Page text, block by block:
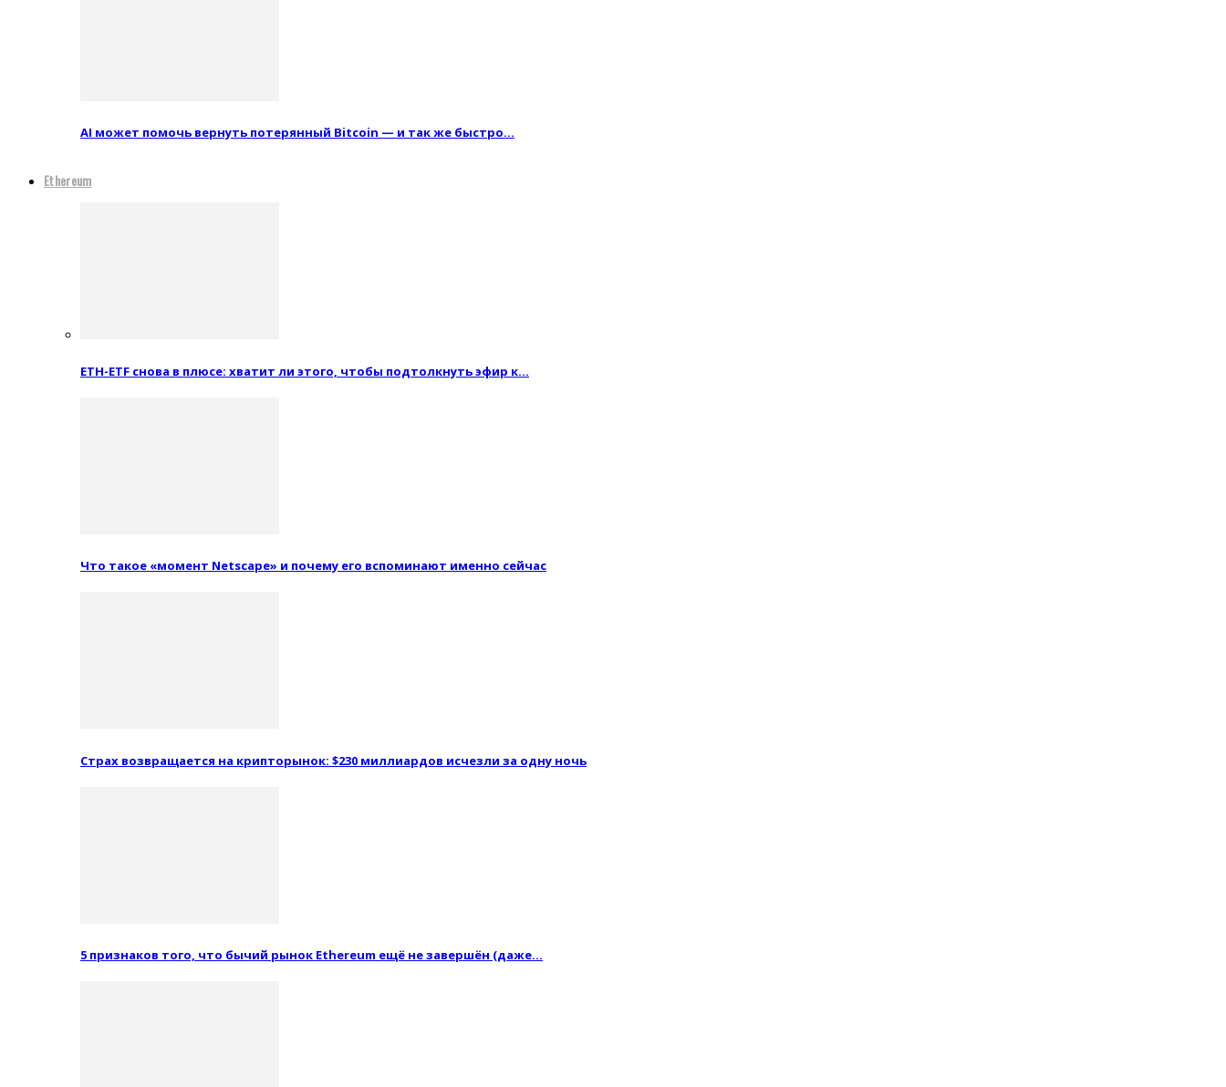
AI может помочь вернуть потерянный Bitcoin — и так же быстро…
Ethereum
ETH-ETF снова в плюсе: хватит ли этого, чтобы подтолкнуть эфир к…
Что такое «момент Netscape» и почему его вспоминают именно сейчас
Страх возвращается на крипторынок: $230 миллиардов исчезли за одну ночь
5 признаков того, что бычий рынок Ethereum ещё не завершён (даже…